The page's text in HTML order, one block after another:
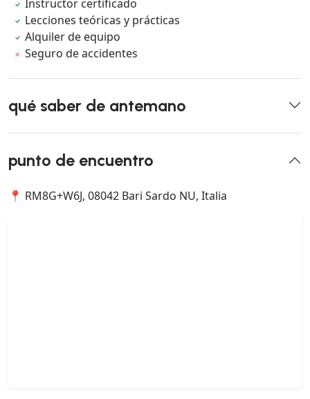
Instructor certificado
Lecciones teóricas y prácticas
Alquiler de equipo
Seguro de accidentes
qué saber de antemano
punto de encuentro
📍 RM8G+W6J, 08042 Bari Sardo NU, Italia